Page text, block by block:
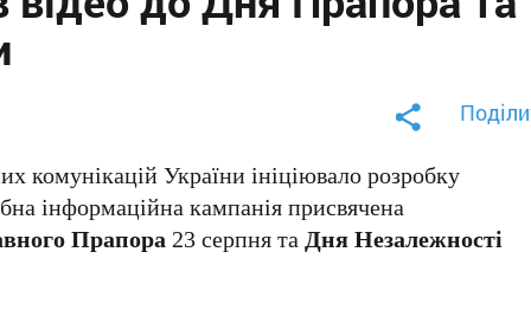
комунікацій України ініціювало розробку
інформаційна кампанія присвячена
Прапора23 серпня таДня Незалежності